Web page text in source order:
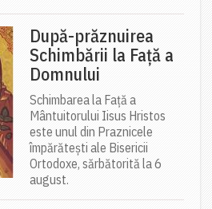
După-prăznuirea
Schimbării la Față a
Domnului
Schimbarea la Față a
Mântuitorului Iisus Hristos
este unul din Praznicele
împărătești ale Bisericii
Ortodoxe, sărbătorită la 6
august.